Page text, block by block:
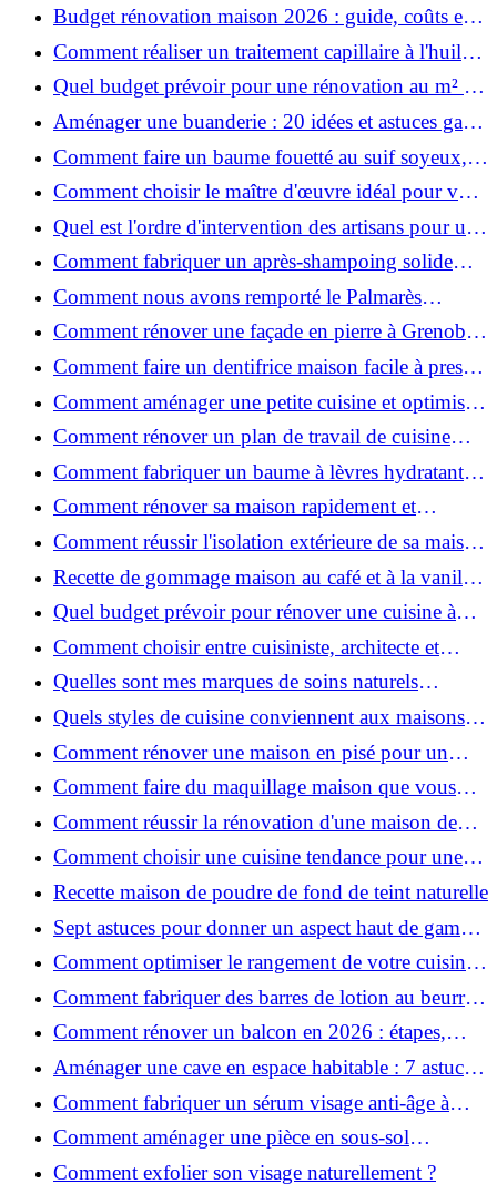
ruiner ?
Budget rénovation maison 2026 : guide, coûts et
astuces
Comment réaliser un traitement capillaire à l'huile
maison efficace ?
Quel budget prévoir pour une rénovation au m² en
2026 ?
Aménager une buanderie : 20 idées et astuces gain
de place pour un espace fonctionnel et stylé
Comment faire un baume fouetté au suif soyeux,
fait maison ?
Comment choisir le maître d'œuvre idéal pour vos
travaux de rénovation ?
Quel est l'ordre d'intervention des artisans pour une
rénovation ?
Comment fabriquer un après-shampoing solide
naturel pour cheveux ?
Comment nous avons remporté le Palmarès
(Ré)HABITER 2025 : les coulisses du projet primé
?
Comment rénover une façade en pierre à Grenoble
: techniques, coûts et conseils
Comment faire un dentifrice maison facile à presser
?
Comment aménager une petite cuisine et optimiser
chaque centimètre carré ?
Comment rénover un plan de travail de cuisine
facilement : guide étape par étape
Comment fabriquer un baume à lèvres hydratant et
naturel au suif ?
Comment rénover sa maison rapidement et
efficacement ?
Comment réussir l'isolation extérieure de sa maison
pour une rénovation performante et durable ?
Recette de gommage maison au café et à la vanille
pour une peau douce
Quel budget prévoir pour rénover une cuisine à
Voiron en 2026 : coûts et aides locales ?
Comment choisir entre cuisiniste, architecte et
contractant général à Voiron ?
Quelles sont mes marques de soins naturels
préférées ?
Quels styles de cuisine conviennent aux maisons et
appartements du Voironnais ?
Comment rénover une maison en pisé pour un
habitat sain et performant ?
Comment faire du maquillage maison que vous
utiliserez vraiment ?
Comment réussir la rénovation d'une maison de
ville en 2026 ?
Comment choisir une cuisine tendance pour une
rénovation en 2026 ?
Recette maison de poudre de fond de teint naturelle
Sept astuces pour donner un aspect haut de gamme
à votre cuisine
Comment optimiser le rangement de votre cuisine
et gagner de la place ?
Comment fabriquer des barres de lotion au beurre
de karité ?
Comment rénover un balcon en 2026 : étapes,
budget et matériaux ?
Aménager une cave en espace habitable : 7 astuces
essentielles
Comment fabriquer un sérum visage anti-âge à
l'huile de rose musquée ?
Comment aménager une pièce en sous-sol
efficacement ?
Comment exfolier son visage naturellement ?